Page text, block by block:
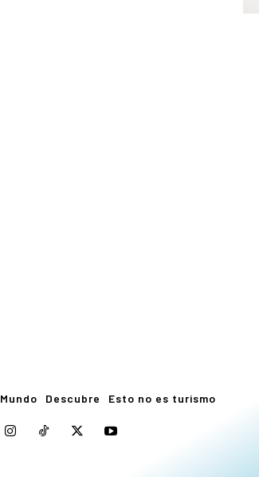
Mundo Descubre Esto no es turismo